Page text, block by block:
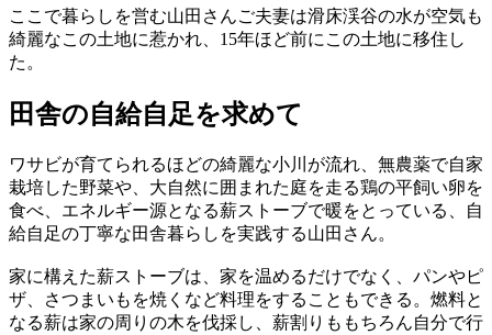
ここで暮らしを営む山田さんご夫妻は滑床渓谷の水が空気も
綺麗なこの土地に惹かれ、15年ほど前にこの土地に移住し
た。
田舎の自給自足を求めて
ワサビが育てられるほどの綺麗な小川が流れ、無農薬で自家
栽培した野菜や、大自然に囲まれた庭を走る鶏の平飼い卵を
食べ、エネルギー源となる薪ストーブで暖をとっている、自
給自足の丁寧な田舎暮らしを実践する山田さん。
家に構えた薪ストーブは、家を温めるだけでなく、パンやピ
ザ、さつまいもを焼くなど料理をすることもできる。燃料と
なる薪は家の周りの木を伐採し、薪割りももちろん自分で行